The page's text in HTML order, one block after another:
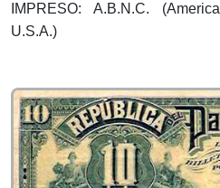
IMPRESO: A.B.N.C.
U.S.A.)